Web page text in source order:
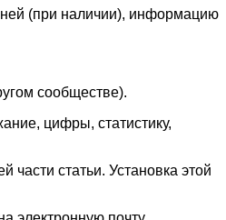
ней (при наличии), информацию
сообществе).
цифры, статистику,
статьи. Установка этой